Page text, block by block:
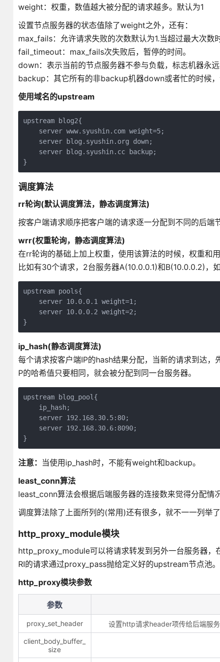
weight：权重，数值越大被分配的请求越多。默认为1
设置节点服务器的状态值除了weight之外，还有：
max_fails：允许请求失败的次数默认为1.当超过最大次
fail_timeout：max_fails次失败后，暂停的时间。
down：表示当前的节点服务器不参与负载，标志机器永
backup：其它所有的非backup机器down或者忙的时候
使用域名的upstream
upstream blog2{
    server www.syushin.com weight=5;
    server blog.syushin.org down;
    server blog.syushin.cc backup;
调度算法
rr轮询(默认调度算法，静态调度算法)
按客户端请求顺序把客户端的请求逐一分配到不同的后端
wrr(权重轮询，静态调度算法)
在rr轮询的基础上加上权重，使用该算法的时候，权重和
比如有30个请求，2台服务器A(10.0.0.1)和B(10.0.0.2)，
upstream pools{
    server 10.0.0.1 weight=1;
    server 10.0.0.2 weight=2;
}
ip_hash(静态调度算法)
每个请求按客户端IP的hash结果分配，当新的请求到达
P的哈希值只要相同，就会被分配到同一台服务器。
upstream blog_pool{
    ip_hash;
    server 192.168.30.5:80;
    server 192.168.30.6:8090;
}
注意： 当使用ip_hash时，不能有weight和backup。
least_conn算法
least_conn算法会根据后端服务器的连接数来觉得分配情
调度算法除了上面所列的(常用)还有很多，就不一一列举
http_proxy_module模块
http_proxy_module可以将请求转发到另外一台服务器
RI的请求通过proxy_pass抛给定义好的upstream节点池。
http_proxy模块参数
参数
proxy_set_header 设置http请求header项传给后端服
client_body_buffer_
size